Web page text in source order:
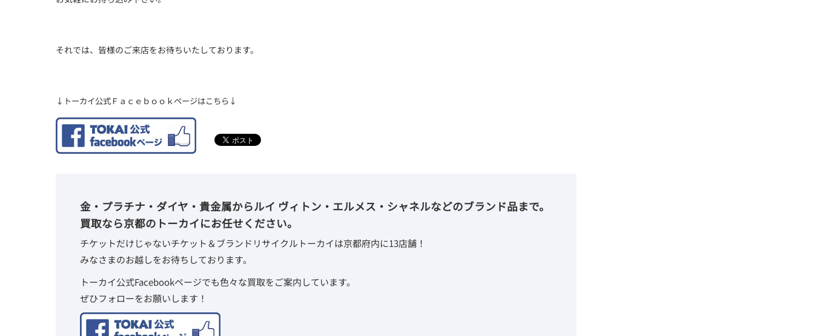
それでは、皆様のご来店をお待ちいたしております。
↓トーカイ公式Ｆａｃｅｂｏｏｋページはこちら↓
金・プラチナ・ダイヤ・貴金属からルイ ヴィトン・エルメス・シャネルなどのブランド品まで。
買取なら京都のトーカイにお任せください。
チケットだけじゃないチケット＆ブランドリサイクルトーカイは京都府内に13店舗！
みなさまのお越しをお待ちしております。
トーカイ公式Facebookページでも色々な買取をご案内しています。
ぜひフォローをお願いします！